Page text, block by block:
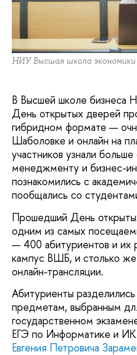
НИУ Высшая школа экономики
В Высшей школе
День открытых дверей
гибридном формате —
Шаболовке и онлайн на
участников узнали
менеджменту и бизнес-
познакомились с
пообщались со
Прошедший День
одним из самых
— 400 абитуриентов и их
кампус ВШБ, и столько же
онлайн-трансляции.
Абитуриенты
предметам, выбранным
государственном
ЕГЭ по Информатике и
Евгения Петровича